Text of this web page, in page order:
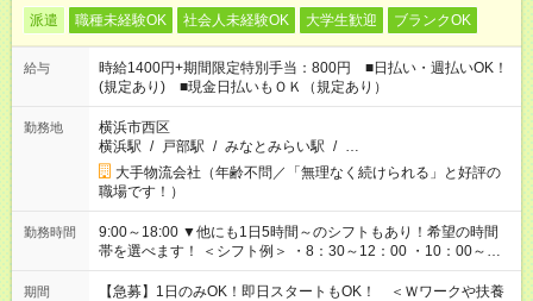
派遣 職種未経験OK 社会人未経験OK 大学生歓迎 ブランクOK
給与
時給1400円+期間限定特別手当：800円 ■日払い・週払いOK！
(規定あり) ■現金日払いもＯＫ（規定あり）
勤務地
横浜市西区
横浜駅 / 戸部駅 / みなとみらい駅 / …
大手物流会社（年齢不問／「無理なく続けられる」と好評の
職場です！）
勤務時間
9:00～18:00 ▼他にも1日5時間～のシフトもあり！希望の時間
帯を選べます！ ＜シフト例＞ ・8：30～12：00 ・10：00～
19：00 ・17：00～22：00 ・13：00～22：00 ・22：00～翌
6：00 など
期間
【急募】1日のみOK！即日スタートもOK！ ＜Ｗワークや扶養